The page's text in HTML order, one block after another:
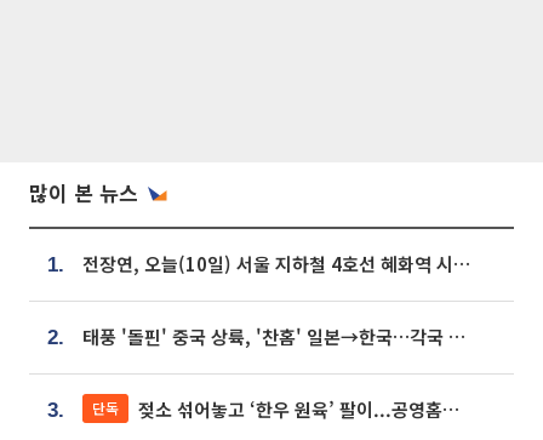
많이 본 뉴스
1. 전장연, 오늘(10일) 서울 지하철 4호선 혜화역 시위…1호선 용산역 무정차
2. 태풍 '돌핀' 중국 상륙, '찬홈' 일본→한국…각국 기상청 예상 경로는?
3. 단독 젖소 섞어놓고 ‘한우 원육’ 팔이...공영홈쇼핑 표기·검증 구멍